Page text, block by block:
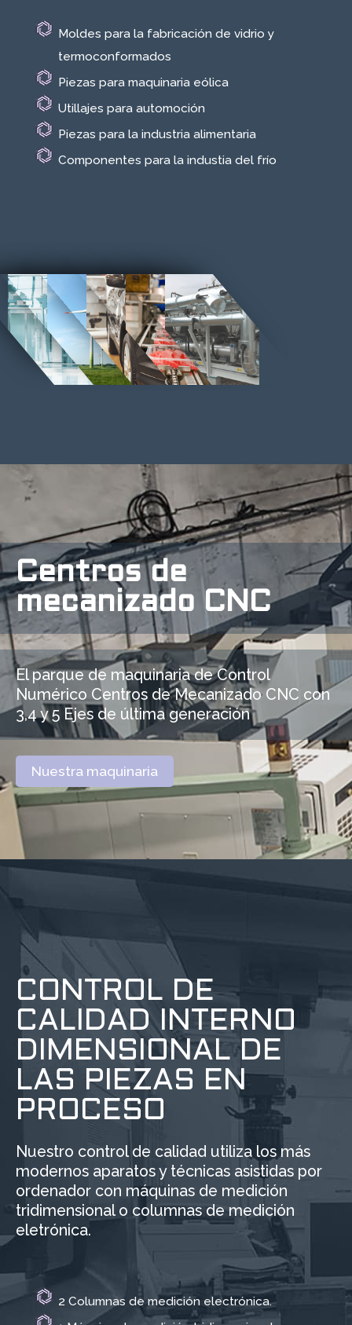
Moldes para la fabricación de vidrio y
termoconformados
Piezas para maquinaria eólica
Utillajes para automoción
Piezas para la industria alimentaria
Componentes para la industia del frío
Centros de
mecanizado CNC
El parque de maquinaria de Control
Numérico Centros de Mecanizado CNC con
3,4 y 5 Ejes de última generación
Nuestra maquinaria
CONTROL DE
CALIDAD INTERNO
DIMENSIONAL DE
LAS PIEZAS EN
PROCESO
Nuestro control de calidad utiliza los más
modernos aparatos y técnicas asistidas por
ordenador con máquinas de medición
tridimensional o columnas de medición
eletrónica.
2 Columnas de medición electrónica.